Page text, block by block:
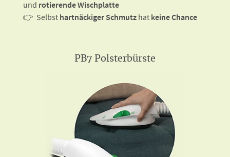
und rotierende Wischplatte
👉 Selbst hartnäckiger Schmutz hat keine Chance
PB7 Polsterbürste